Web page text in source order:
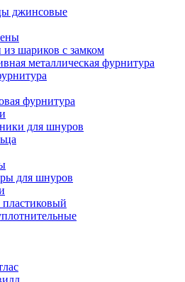
джинсовые
шариков с замком
металлическая фурнитура
фурнитура
для шнуров
для шнуров